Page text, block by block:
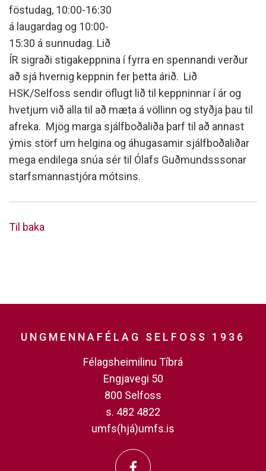
föstudag, 10:00-16:30
á laugardag og 10:00-
15:30 á sunnudag. Lið
ÍR sigraði stigakeppnina í fyrra en spennandi verður
að sjá hvernig keppnin fer þetta árið. Lið
HSK/Selfoss sendir öflugt lið til keppninnar í ár og
hvetjum við alla til að mæta á völlinn og styðja þau til
afreka. Mjög marga sjálfboðaliða þarf til að annast
ýmis störf um helgina og áhugasamir sjálfboðaliðar
mega endilega snúa sér til Ólafs Guðmundsssonar
starfsmannastjóra mótsins.
Til baka
UNGMENNAFÉLAG SELFOSS 1936
Félagsheimilinu Tíbrá
Engjavegi 50
800 Selfoss
s. 482 4822
umfs(hjá)umfs.is